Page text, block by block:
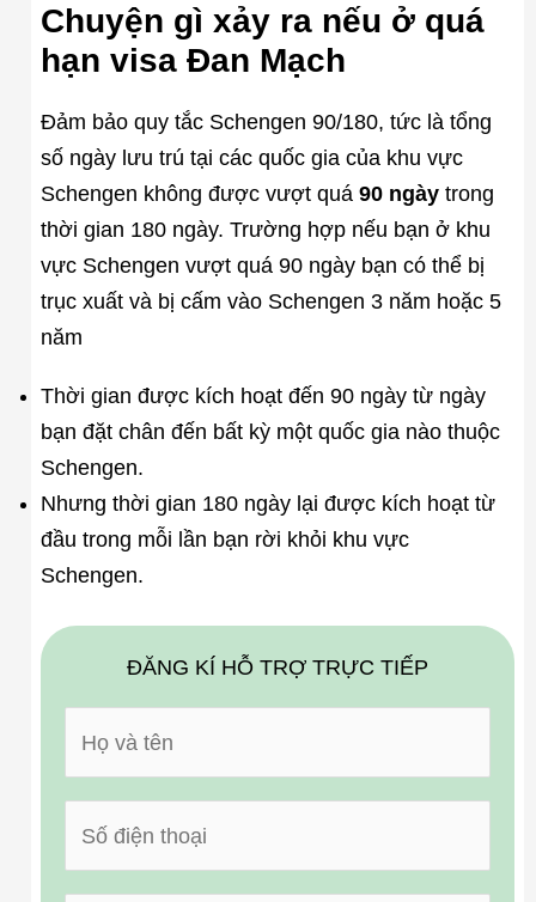
Chuyện gì xảy ra nếu ở quá
hạn visa Đan Mạch
Đảm bảo quy tắc Schengen 90/180, tức là tổng
số ngày lưu trú tại các quốc gia của khu vực
Schengen không được vượt quá 90 ngàytrong
thời gian 180 ngày. Trường hợp nếu bạn ở khu
vực Schengen vượt quá 90 ngày bạn có thể bị
trục xuất và bị cấm vào Schengen 3 năm hoặc 5
năm
Thời gian được kích hoạt đến 90 ngày từ ngày
bạn đặt chân đến bất kỳ một quốc gia nào thuộc
Schengen.
Nhưng thời gian 180 ngày lại được kích hoạt từ
đầu trong mỗi lần bạn rời khỏi khu vực
Schengen.
ĐĂNG KÍ HỖ TRỢ TRỰC TIẾP